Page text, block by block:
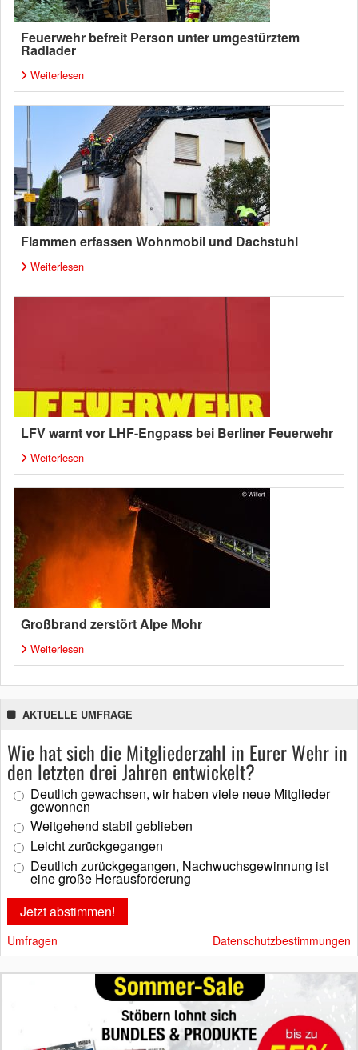
Feuerwehr befreit Person unter umgestürztem
Radlader
Weiterlesen
Flammen erfassen Wohnmobil und Dachstuhl
Weiterlesen
LFV warnt vor LHF-Engpass bei Berliner Feuerwehr
Weiterlesen
Großbrand zerstört Alpe Mohr
Weiterlesen
AKTUELLE UMFRAGE
Wie hat sich die Mitgliederzahl in Eurer Wehr in
den letzten drei Jahren entwickelt?
Deutlich gewachsen, wir haben viele neue Mitglieder
gewonnen
Weitgehend stabil geblieben
Leicht zurückgegangen
Deutlich zurückgegangen, Nachwuchsgewinnung ist
eine große Herausforderung
Umfragen Datenschutzbestimmungen